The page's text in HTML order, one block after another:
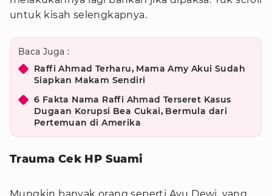
untuk kisah selengkapnya.
Baca Juga :
Raffi Ahmad Terharu, Mama Amy Akui Sudah
Siapkan Makam Sendiri
6 Fakta Nama Raffi Ahmad Terseret Kasus
Dugaan Korupsi Bea Cukai, Bermula dari
Pertemuan di Amerika
Trauma Cek HP Suami